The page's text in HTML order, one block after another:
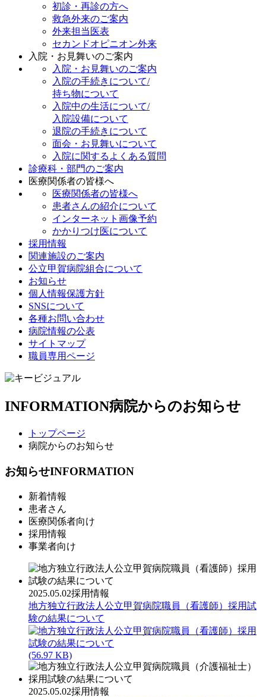
初診・再診の方へ
救急外来のご案内
外来担当医表
セカンドオピニオン外来
入院・お見舞いのご案内
入院・お見舞いのご案内
入院の手続きについて/
持ち物について
入院中の生活について/
入院設備について
退院の手続きについて
面会・お見舞いについて
入院に関するよくある質問
診療科・部門のご案内
医療関係者の皆様へ
医療関係者の皆様へ
患者さんの紹介について
インターネット画像予約
かかりつけ医について
採用情報
関連施設のご案内
公立甲賀病院組合について
お知らせ
個人情報保護方針
SNSについて
各種お問い合わせ
病院情報の公表
サイトマップ
職員専用ページ
INFORMATION病院からのお知らせ
トップページ
病院からのお知らせ
お知らせINFORMATION
新着情報
患者さん
医療関係者向け
採用情報
事業者向け
2025.05.02採用情報
地方独立行政法人公立甲賀病院職員（看護師）採用試
験の結果について
(56.97 KB)
2025.05.02採用情報